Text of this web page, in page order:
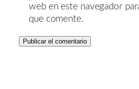
web en este navegador
que comente.